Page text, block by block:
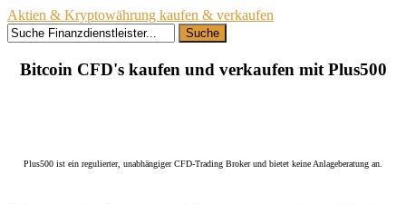
Aktien & Kryptowährung kaufen & verkaufen
Suche
Bitcoin CFD's kaufen und verkaufen mit Plus500
Plus500 ist ein regulierter, unabhängiger CFD-Trading Broker und bietet keine Anlageberatung an.